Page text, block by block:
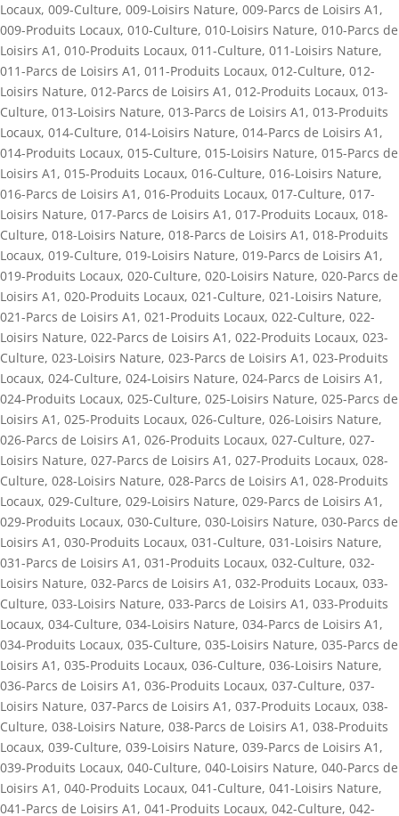
Locaux, 009-Culture, 009-Loisirs Nature, 009-Parcs de Loisirs A1 ,
009-Produits Locaux, 010-Culture, 010-Loisirs Nature, 010-Parcs de
Loisirs A1 , 010-Produits Locaux, 011-Culture, 011-Loisirs Nature,
011-Parcs de Loisirs A1 , 011-Produits Locaux, 012-Culture, 012-
Loisirs Nature, 012-Parcs de Loisirs A1 , 012-Produits Locaux, 013-
Culture, 013-Loisirs Nature, 013-Parcs de Loisirs A1 , 013-Produits
Locaux, 014-Culture, 014-Loisirs Nature, 014-Parcs de Loisirs A1 ,
014-Produits Locaux, 015-Culture, 015-Loisirs Nature, 015-Parcs de
Loisirs A1 , 015-Produits Locaux, 016-Culture, 016-Loisirs Nature,
016-Parcs de Loisirs A1 , 016-Produits Locaux, 017-Culture, 017-
Loisirs Nature, 017-Parcs de Loisirs A1 , 017-Produits Locaux, 018-
Culture, 018-Loisirs Nature, 018-Parcs de Loisirs A1 , 018-Produits
Locaux, 019-Culture, 019-Loisirs Nature, 019-Parcs de Loisirs A1 ,
019-Produits Locaux, 020-Culture, 020-Loisirs Nature, 020-Parcs de
Loisirs A1 , 020-Produits Locaux, 021-Culture, 021-Loisirs Nature,
021-Parcs de Loisirs A1 , 021-Produits Locaux, 022-Culture, 022-
Loisirs Nature, 022-Parcs de Loisirs A1 , 022-Produits Locaux, 023-
Culture, 023-Loisirs Nature, 023-Parcs de Loisirs A1 , 023-Produits
Locaux, 024-Culture, 024-Loisirs Nature, 024-Parcs de Loisirs A1 ,
024-Produits Locaux, 025-Culture, 025-Loisirs Nature, 025-Parcs de
Loisirs A1 , 025-Produits Locaux, 026-Culture, 026-Loisirs Nature,
026-Parcs de Loisirs A1 , 026-Produits Locaux, 027-Culture, 027-
Loisirs Nature, 027-Parcs de Loisirs A1 , 027-Produits Locaux, 028-
Culture, 028-Loisirs Nature, 028-Parcs de Loisirs A1 , 028-Produits
Locaux, 029-Culture, 029-Loisirs Nature, 029-Parcs de Loisirs A1 ,
029-Produits Locaux, 030-Culture, 030-Loisirs Nature, 030-Parcs de
Loisirs A1 , 030-Produits Locaux, 031-Culture, 031-Loisirs Nature,
031-Parcs de Loisirs A1 , 031-Produits Locaux, 032-Culture, 032-
Loisirs Nature, 032-Parcs de Loisirs A1 , 032-Produits Locaux, 033-
Culture, 033-Loisirs Nature, 033-Parcs de Loisirs A1 , 033-Produits
Locaux, 034-Culture, 034-Loisirs Nature, 034-Parcs de Loisirs A1 ,
034-Produits Locaux, 035-Culture, 035-Loisirs Nature, 035-Parcs de
Loisirs A1 , 035-Produits Locaux, 036-Culture, 036-Loisirs Nature,
036-Parcs de Loisirs A1 , 036-Produits Locaux, 037-Culture, 037-
Loisirs Nature, 037-Parcs de Loisirs A1 , 037-Produits Locaux, 038-
Culture, 038-Loisirs Nature, 038-Parcs de Loisirs A1 , 038-Produits
Locaux, 039-Culture, 039-Loisirs Nature, 039-Parcs de Loisirs A1 ,
039-Produits Locaux, 040-Culture, 040-Loisirs Nature, 040-Parcs de
Loisirs A1 , 040-Produits Locaux, 041-Culture, 041-Loisirs Nature,
041-Parcs de Loisirs A1 , 041-Produits Locaux, 042-Culture, 042-